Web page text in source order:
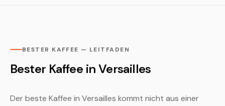
BESTER KAFFEE — LEITFADEN
Bester Kaffee in Versailles
Der beste Kaffee in Versailles kommt nicht aus einer